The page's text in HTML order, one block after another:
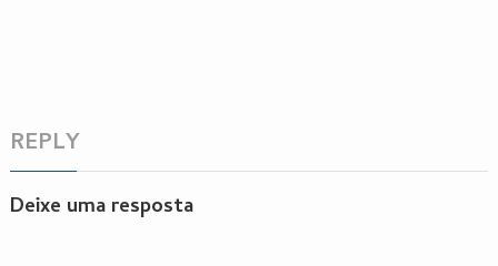
REPLY
Deixe uma resposta